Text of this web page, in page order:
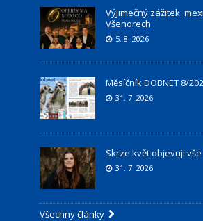
Výjimečný zážitek:
Všenorech
5. 8. 2026
Měsíčník DOBNET 8/
31. 7. 2026
Skrze květ objevuji
31. 7. 2026
Všechny články